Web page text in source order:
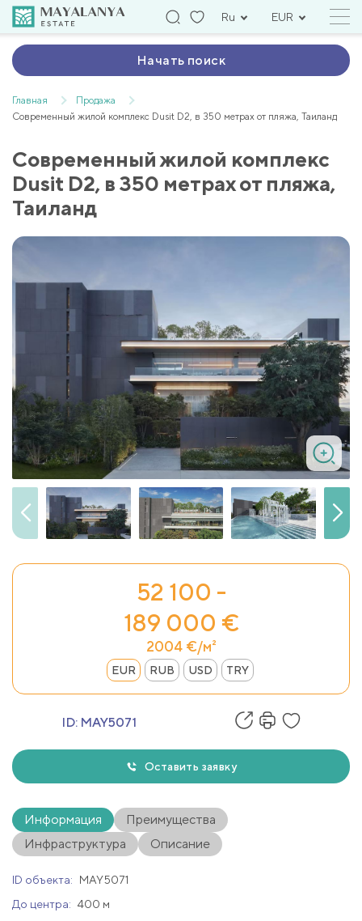
Ru EUR
Начать поиск
Главная
Продажа
Современный жилой комплекс Dusit D2, в 350 метрах от пляжа, Таиланд
Современный жилой комплекс
Dusit D2, в 350 метрах от пляжа,
Таиланд
52 100 -
189 000 €
2004 €/м²
EUR RUB USD TRY
ID: MAY5071
Оставить заявку
Информация
Преимущества
Инфраструктура
Описание
ID объекта:
MAY5071
До центра: 400 м